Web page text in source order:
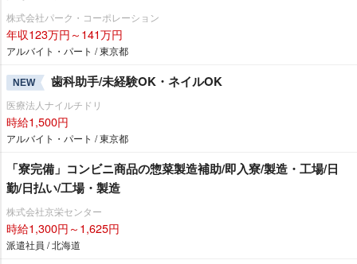
株式会社パーク・コーポレーション
年収123万円～141万円
アルバイト・パート / 東京都
NEW 歯科助手/未経験OK・ネイルOK
医療法人ナイルチドリ
時給1,500円
アルバイト・パート / 東京都
「寮完備」コンビニ商品の惣菜製造補助/即入寮/製造・工場/日
勤/日払い/工場・製造
株式会社京栄センター
時給1,300円～1,625円
派遣社員 / 北海道